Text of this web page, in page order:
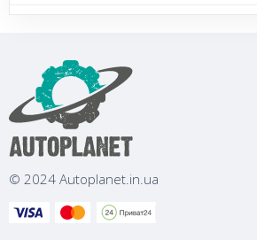
© 2024 Autoplanet.in.ua